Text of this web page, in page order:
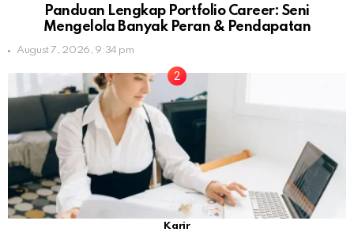
Panduan Lengkap Portfolio Career: Seni
Mengelola Banyak Peran & Pendapatan
August 7, 2026, 9:34 pm
Karir